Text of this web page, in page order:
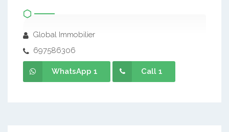
Global Immobilier
697586306
WhatsApp 1 Call 1